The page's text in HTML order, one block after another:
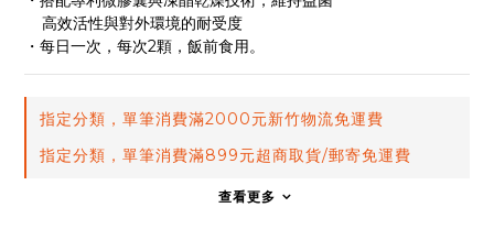
    高效活性與對外環境的耐受度
・每日一次，每次2顆，飯前食用。
指定分類，單筆消費滿2000元新竹物流免運費
指定分類，單筆消費滿899元超商取貨/郵寄免運費
查看更多